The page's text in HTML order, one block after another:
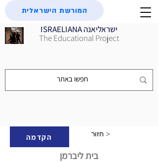
ISRAELIANA ישראליאנה
The Educational Project
המורשת הישראלית
הקדמה חזור >
בית ליברמן